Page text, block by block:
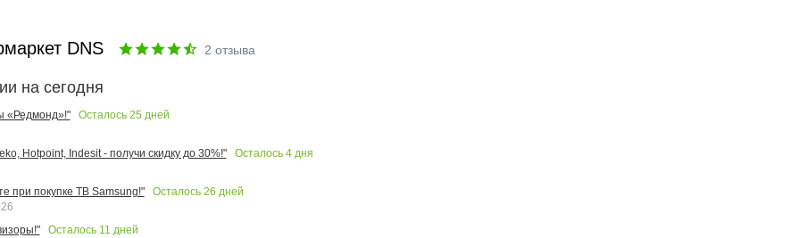
DNS 2 отзыва
на сегодня
«Редмонд»!" Осталось 25 дней
Hotpoint, Indesit - получи скидку до 30%!" Осталось 4дня
при покупке ТВ Samsung!" Осталось 26 дней
Осталось 11 дней